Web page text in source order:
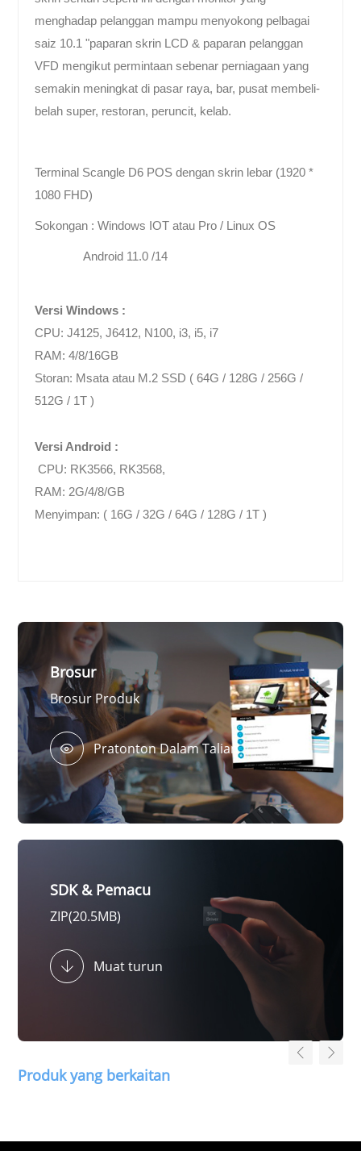
menghadap pelanggan mampu menyokong pelbagai
saiz 10.1 "paparan skrin LCD & paparan pelanggan
VFD mengikut permintaan sebenar perniagaan yang
semakin meningkat di pasar raya, bar, pusat membeli-
belah super, restoran, peruncit, kelab.
Terminal Scangle D6 POS dengan skrin lebar (1920 *
1080 FHD)
Sokongan : Windows IOT atau Pro / Linux OS
Android 11.0 /14
Versi Windows :
CPU: J4125, J6412, N100, i3, i5, i7
RAM: 4/8/16GB
Storan: Msata atau M.2 SSD ( 64G / 128G / 256G /
512G / 1T )
Versi Android :
CPU: RK3566, RK3568,
RAM: 2G/4/8/GB
Menyimpan: ( 16G / 32G / 64G / 128G / 1T )
Brosur
Brosur Produk
Pratonton Dalam Talian
SDK & Pemacu
ZIP(20.5MB)
Muat turun
Produk yang berkaitan